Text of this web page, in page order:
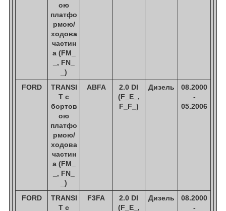
ою
платфо
рмою/
ходова
частин
а (FM_
_, FN_
_)
FORD
TRANSI
T c
бортов
ою
платфо
рмою/
ходова
частин
а (FM_
_, FN_
_)
ABFA
2.0 DI
(F_E_,
F_F_)
Дизель
08.2000
-
05.2006
FORD
TRANSI
T c
F3FA
2.0 DI
(F_E_,
Дизель
08.2000
-